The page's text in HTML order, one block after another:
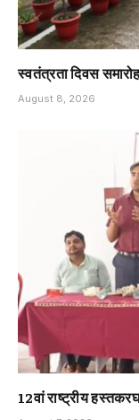
स्वतंत्रता दिवस
August 8, 2026
12वां राष्ट्रीय